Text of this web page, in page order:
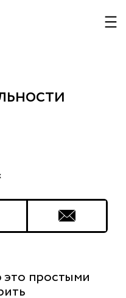
это простыми
тариф и ответим
подписки можно
на обработку
предложения